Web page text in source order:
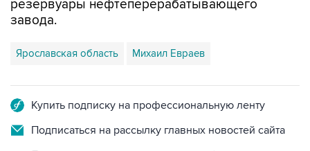
Ярославская область
Подписаться на рассылку главных новостей сайта
Получать оперативные новости в официальном
канале